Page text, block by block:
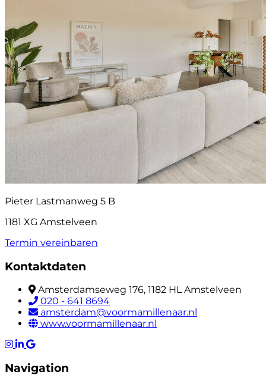
Pieter Lastmanweg 5 B
1181 XG Amstelveen
Termin vereinbaren
Kontaktdaten
Amsterdamseweg 176, 1182 HL Amstelveen
020 - 641 8694
amsterdam@voormamillenaar.nl
www.voormamillenaar.nl
Navigation